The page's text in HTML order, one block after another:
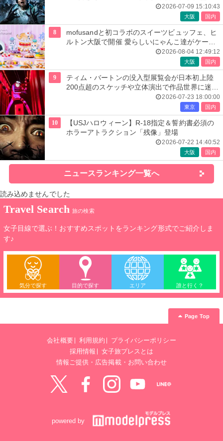
2026-07-09 15:10:43
大阪 国内
8
mofusandと初コラボのスイーツビュッフェ、ヒ
ルトン大阪で開催 愛らしいにゃんこ達がケーキ
2026-08-04 12:49:12
大阪 国内
9
ティム・バートンの没入型展覧会が日本初上陸
200点超のスケッチや立体演出で作品世界に迷い
2026-07-23 18:00:00
東京 国内
10
【USJハロウィーン】R-18指定＆誓約書必須の
ホラーアトラクション「残像」登場
2026-07-22 14:40:52
大阪 国内
ニュースランキング一覧へ
読み込めませんでした
Travel Search 旅の検索
女子目線で選ぶ！おすすめスポットをランキング形式でご紹介しま
す♪
気分で探す 目的で探す エリア 誰と行く？
Page Top
会社概要 利用規約
プライバシーポリシー
採用情報
女子旅プレスとは
情報ご提供・広告掲載・お問い合わせ
powered by